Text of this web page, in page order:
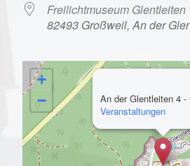
Kalender
Freilichtmuseum Glentleiten
82493 Großweil, An der
An der Glentleiten 4 -
Veranstaltungen
+
−